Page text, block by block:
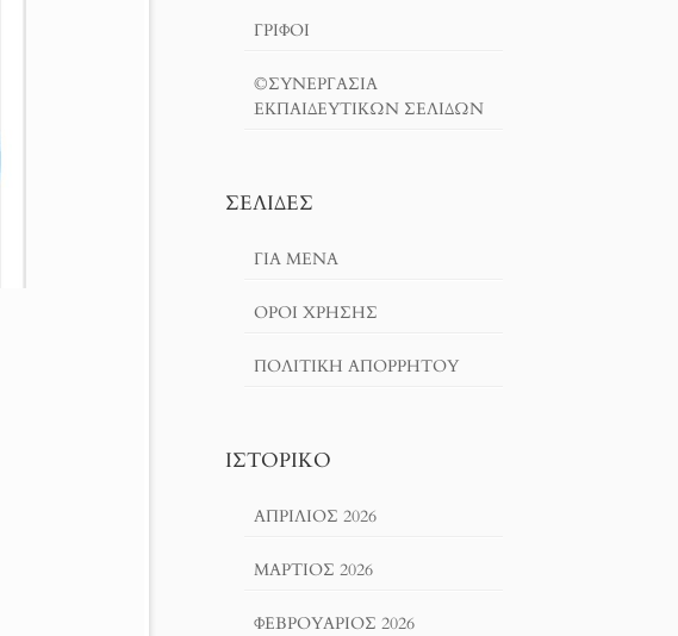
ΓΡΙΦΟΙ
©ΣΥΝΕΡΓΑΣΙΑ
ΕΚΠΑΙΔΕΥΤΙΚΩΝ ΣΕΛΙΔΩΝ
ΣΕΛΊΔΕΣ
ΓΙΑ ΜΕΝΑ
ΌΡΟΙ ΧΡΗΣΗΣ
ΠΟΛΙΤΙΚΉ ΑΠΟΡΡΉΤΟΥ
ΙΣΤΟΡΙΚΌ
ΑΠΡΊΛΙΟΣ 2026
ΜΆΡΤΙΟΣ 2026
ΦΕΒΡΟΥΆΡΙΟΣ 2026